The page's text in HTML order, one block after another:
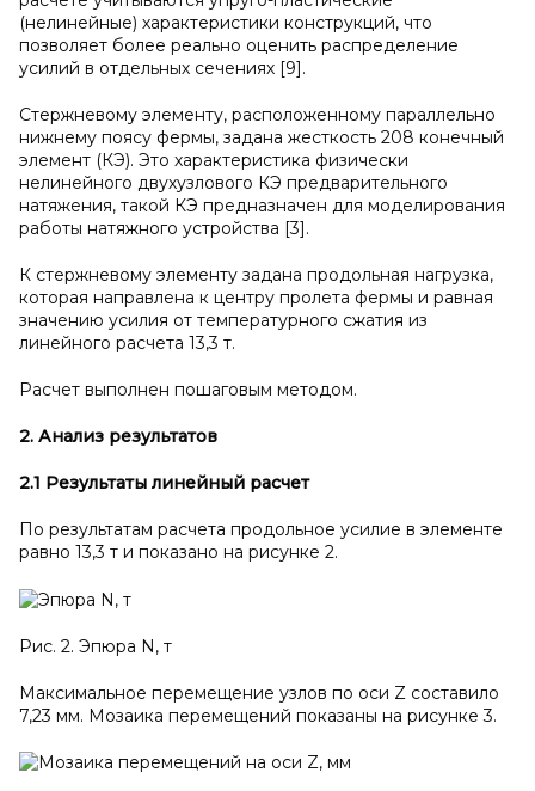
(нелинейные) характеристики конструкций, что
позволяет более реально оценить распределение
усилий в отдельных сечениях [9].
Стержневому элементу, расположенному параллельно
нижнему поясу фермы, задана жесткость 208 конечный
элемент (КЭ). Это характеристика физически
нелинейного двухузлового КЭ предварительного
натяжения, такой КЭ предназначен для моделирования
работы натяжного устройства [3].
К стержневому элементу задана продольная нагрузка,
которая направлена к центру пролета фермы и равная
значению усилия от температурного сжатия из
линейного расчета 13,3 т.
Расчет выполнен пошаговым методом.
2. Анализ результатов
2.1 Результаты линейный расчет
По результатам расчета продольное усилие в элементе
равно 13,3 т и показано на рисунке 2.
Рис. 2. Эпюра N, т
Максимальное перемещение узлов по оси Z составило
7,23 мм. Мозаика перемещений показаны на рисунке 3.